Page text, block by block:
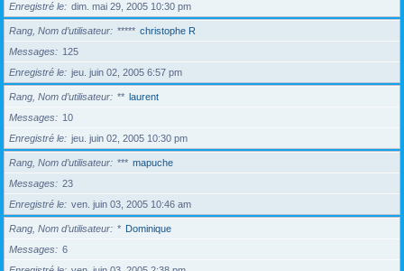
Enregistré le
dim. mai 29, 2005 10:30 pm
Rang, Nom d’utilisateur ***** christophe R
Messages
125
Enregistré le
jeu. juin 02, 2005 6:57 pm
Rang, Nom d’utilisateur ** laurent
Messages
10
Enregistré le
jeu. juin 02, 2005 10:30 pm
Rang, Nom d’utilisateur *** mapuche
Messages
23
Enregistré le
ven. juin 03, 2005 10:46 am
Rang, Nom d’utilisateur * Dominique
Messages
6